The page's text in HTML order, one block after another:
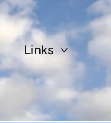
Links